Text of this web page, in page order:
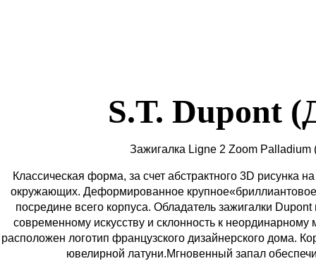
S.T. Dupont
Зажигалка Ligne 2 Zoom Palladium
Классическая форма, за счет абстрактного 3D рисунка
окружающих. Деформированное
посредине всего корпуса. Обладатель зажигалки
современному искусству и склонность к
расположен логотип французского дизайнерского дома.
ювелирной латуни.Мгновенный запал